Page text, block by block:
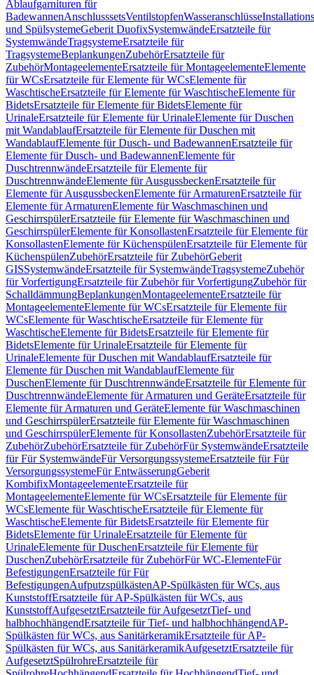
Ablaufgarnituren für
BadewannenAnschlusssetsVentilstopfenWasseranschlüsse
und SpülsystemeGeberit DuofixSystemwändeErsatzteile für
SystemwändeTragsystemeErsatzteile für
TragsystemeBeplankungenZubehörErsatzteile für
ZubehörMontageelementeErsatzteile für MontageelementeElemente
für WCsErsatzteile für Elemente für WCsElemente für
WaschtischeErsatzteile für Elemente für WaschtischeElemente für
BidetsErsatzteile für Elemente für BidetsElemente für
UrinaleErsatzteile für Elemente für UrinaleElemente für Duschen
mit WandablaufErsatzteile für Elemente für Duschen mit
WandablaufElemente für Dusch- und BadewannenErsatzteile für
Elemente für Dusch- und BadewannenElemente für
DuschtrennwändeErsatzteile für Elemente für
DuschtrennwändeElemente für AusgussbeckenErsatzteile für
Elemente für AusgussbeckenElemente für ArmaturenErsatzteile für
Elemente für ArmaturenElemente für Waschmaschinen und
GeschirrspülerErsatzteile für Elemente für Waschmaschinen und
GeschirrspülerElemente für KonsollastenErsatzteile für Elemente für
KonsollastenElemente für KüchenspülenErsatzteile für Elemente für
KüchenspülenZubehörErsatzteile für ZubehörGeberit
GISSystemwändeErsatzteile für SystemwändeTragsystemeZubehör
für VorfertigungErsatzteile für Zubehör für VorfertigungZubehör für
SchalldämmungBeplankungenMontageelementeErsatzteile für
MontageelementeElemente für WCsErsatzteile für Elemente für
WCsElemente für WaschtischeErsatzteile für Elemente für
WaschtischeElemente für BidetsErsatzteile für Elemente für
BidetsElemente für UrinaleErsatzteile für Elemente für
UrinaleElemente für Duschen mit WandablaufErsatzteile für
Elemente für Duschen mit WandablaufElemente für
DuschenElemente für DuschtrennwändeErsatzteile für Elemente für
DuschtrennwändeElemente für Armaturen und GeräteErsatzteile für
Elemente für Armaturen und GeräteElemente für Waschmaschinen
und GeschirrspülerErsatzteile für Elemente für Waschmaschinen
und GeschirrspülerElemente für KonsollastenZubehörErsatzteile für
ZubehörZubehörErsatzteile für ZubehörFür SystemwändeErsatzteile
für Für SystemwändeFür VersorgungssystemeErsatzteile für Für
VersorgungssystemeFür EntwässerungGeberit
KombifixMontageelementeErsatzteile für
MontageelementeElemente für WCsErsatzteile für Elemente für
WCsElemente für WaschtischeErsatzteile für Elemente für
WaschtischeElemente für BidetsErsatzteile für Elemente für
BidetsElemente für UrinaleErsatzteile für Elemente für
UrinaleElemente für DuschenErsatzteile für Elemente für
DuschenZubehörErsatzteile für ZubehörFür WC-ElementeFür
BefestigungenErsatzteile für Für
BefestigungenAufputzspülkästenAP-Spülkästen für WCs, aus
KunststoffErsatzteile für AP-Spülkästen für WCs, aus
KunststoffAufgesetztErsatzteile für AufgesetztTief- und
halbhochhängendErsatzteile für Tief- und halbhochhängendAP-
Spülkästen für WCs, aus SanitärkeramikErsatzteile für AP-
Spülkästen für WCs, aus SanitärkeramikAufgesetztErsatzteile für
AufgesetztSpülrohreErsatzteile für